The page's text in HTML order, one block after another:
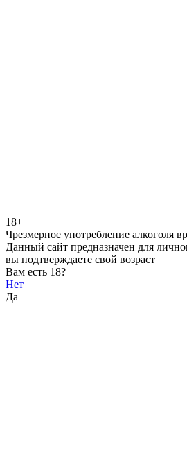
18+
Чрезмерное употребление алкоголя
Данный сайт предназначен для
вы подтверждаете свой возраст
Вам есть 18?
Нет
Да